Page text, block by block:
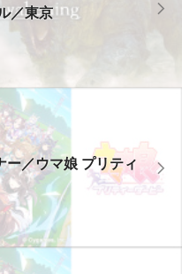
／東京
ー／ウマ娘 プリティ